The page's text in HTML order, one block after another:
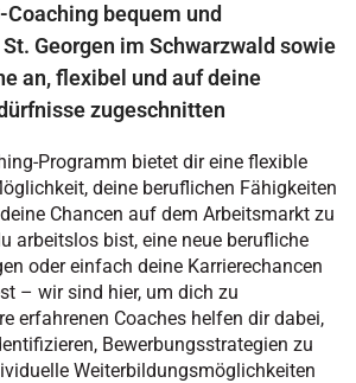
Coaching bequem und
Georgen im Schwarzwald sowie
an, flexibel und auf deine
zugeschnitten
Programm bietet dir eine flexible
deine beruflichen Fähigkeiten
Chancen auf dem Arbeitsmarkt zu
arbeitslos bist, eine neue berufliche
oder einfach deine Karrierechancen
– wir sind hier, um dich zu
erfahrenen Coaches helfen dir dabei,
Bewerbungsstrategien zu
Weiterbildungsmöglichkeiten